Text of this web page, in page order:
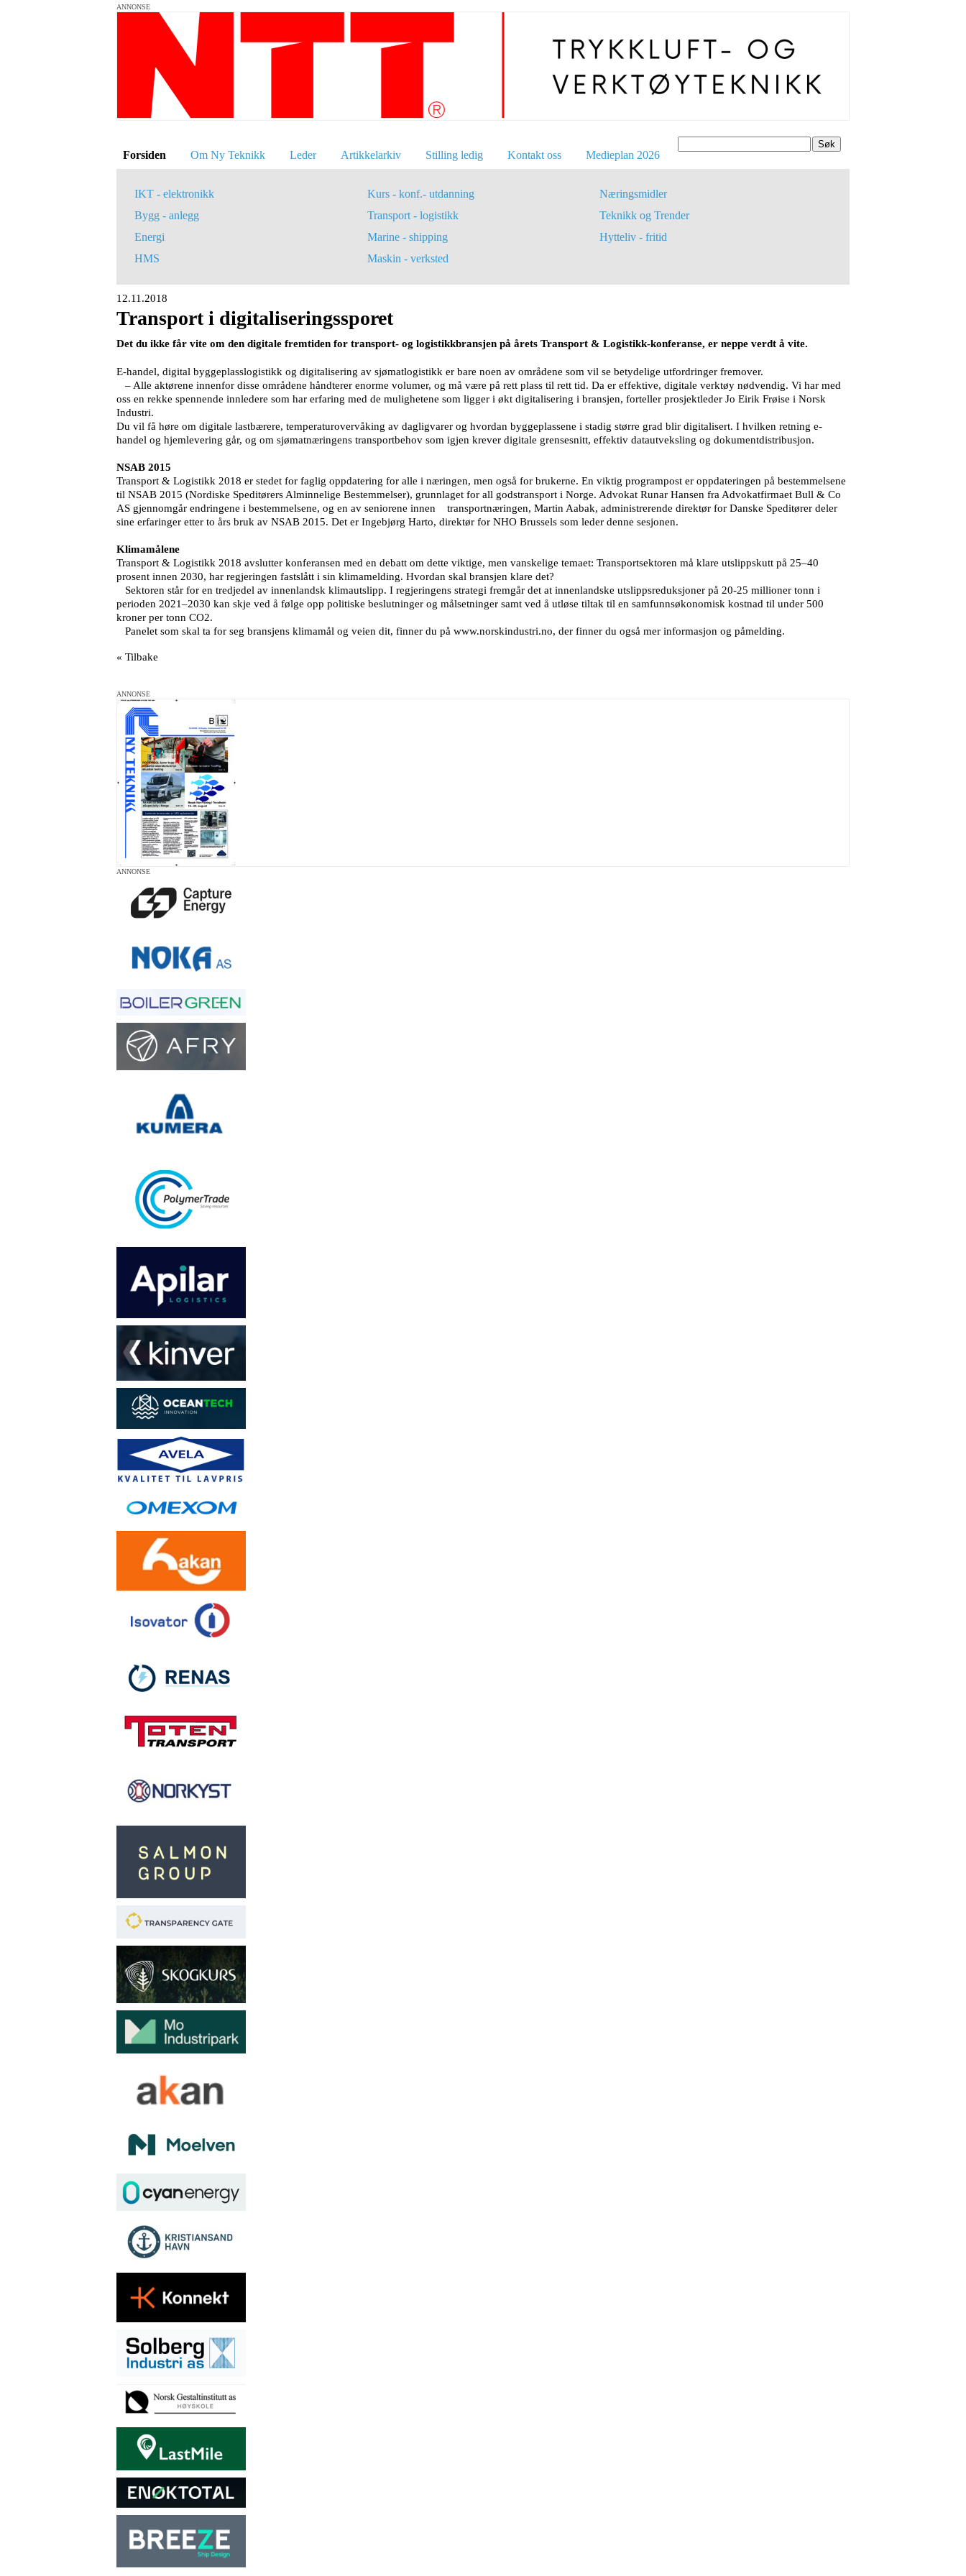
ANNONSE
Søk
Forsiden Om Ny Teknikk Leder Artikkelarkiv Stilling ledig Kontakt oss Medieplan 2026
IKT - elektronikk
Bygg - anlegg
Energi
HMS
Kurs - konf.- utdanning
Transport - logistikk
Marine - shipping
Maskin - verksted
Næringsmidler
Teknikk og Trender
Hytteliv - fritid
12.11.2018
Transport i digitaliseringssporet
Det du ikke får vite om den digitale fremtiden for transport- og logistikkbransjen på årets Transport & Logistikk-konferanse, er neppe verdt å vite.
E-handel, digital byggeplasslogistikk og digitalisering av sjømatlogistikk er bare noen av områdene som vil se betydelige utfordringer fremover.
– Alle aktørene innenfor disse områdene håndterer enorme volumer, og må være på rett plass til rett tid. Da er effektive, digitale verktøy nødvendig. Vi har med
oss en rekke spennende innledere som har erfaring med de mulighetene som ligger i økt digitalisering i bransjen, forteller prosjektleder Jo Eirik Frøise i Norsk
Industri.
Du vil få høre om digitale lastbærere, temperaturovervåking av dagligvarer og hvordan byggeplassene i stadig større grad blir digitalisert. I hvilken retning e-
handel og hjemlevering går, og om sjømatnæringens transportbehov som igjen krever digitale grensesnitt, effektiv datautveksling og dokumentdistribusjon.
NSAB 2015
Transport & Logistikk 2018 er stedet for faglig oppdatering for alle i næringen, men også for brukerne. En viktig programpost er oppdateringen på bestemmelsene
til NSAB 2015 (Nordiske Speditørers Alminnelige Bestemmelser), grunnlaget for all godstransport i Norge. Advokat Runar Hansen fra Advokatfirmaet Bull & Co
AS gjennomgår endringene i bestemmelsene, og en av seniorene innen transportnæringen, Martin Aabak, administrerende direktør for Danske Speditører deler
sine erfaringer etter to års bruk av NSAB 2015. Det er Ingebjørg Harto, direktør for NHO Brussels som leder denne sesjonen.
Klimamålene
Transport & Logistikk 2018 avslutter konferansen med en debatt om dette viktige, men vanskelige temaet: Transportsektoren må klare utslippskutt på 25–40
prosent innen 2030, har regjeringen fastslått i sin klimamelding. Hvordan skal bransjen klare det?
Sektoren står for en tredjedel av innenlandsk klimautslipp. I regjeringens strategi fremgår det at innenlandske utslippsreduksjoner på 20-25 millioner tonn i
perioden 2021–2030 kan skje ved å følge opp politiske beslutninger og målsetninger samt ved å utløse tiltak til en samfunnsøkonomisk kostnad til under 500
kroner per tonn CO2.
Panelet som skal ta for seg bransjens klimamål og veien dit, finner du på www.norskindustri.no, der finner du også mer informasjon og påmelding.
« Tilbake
ANNONSE
ANNONSE